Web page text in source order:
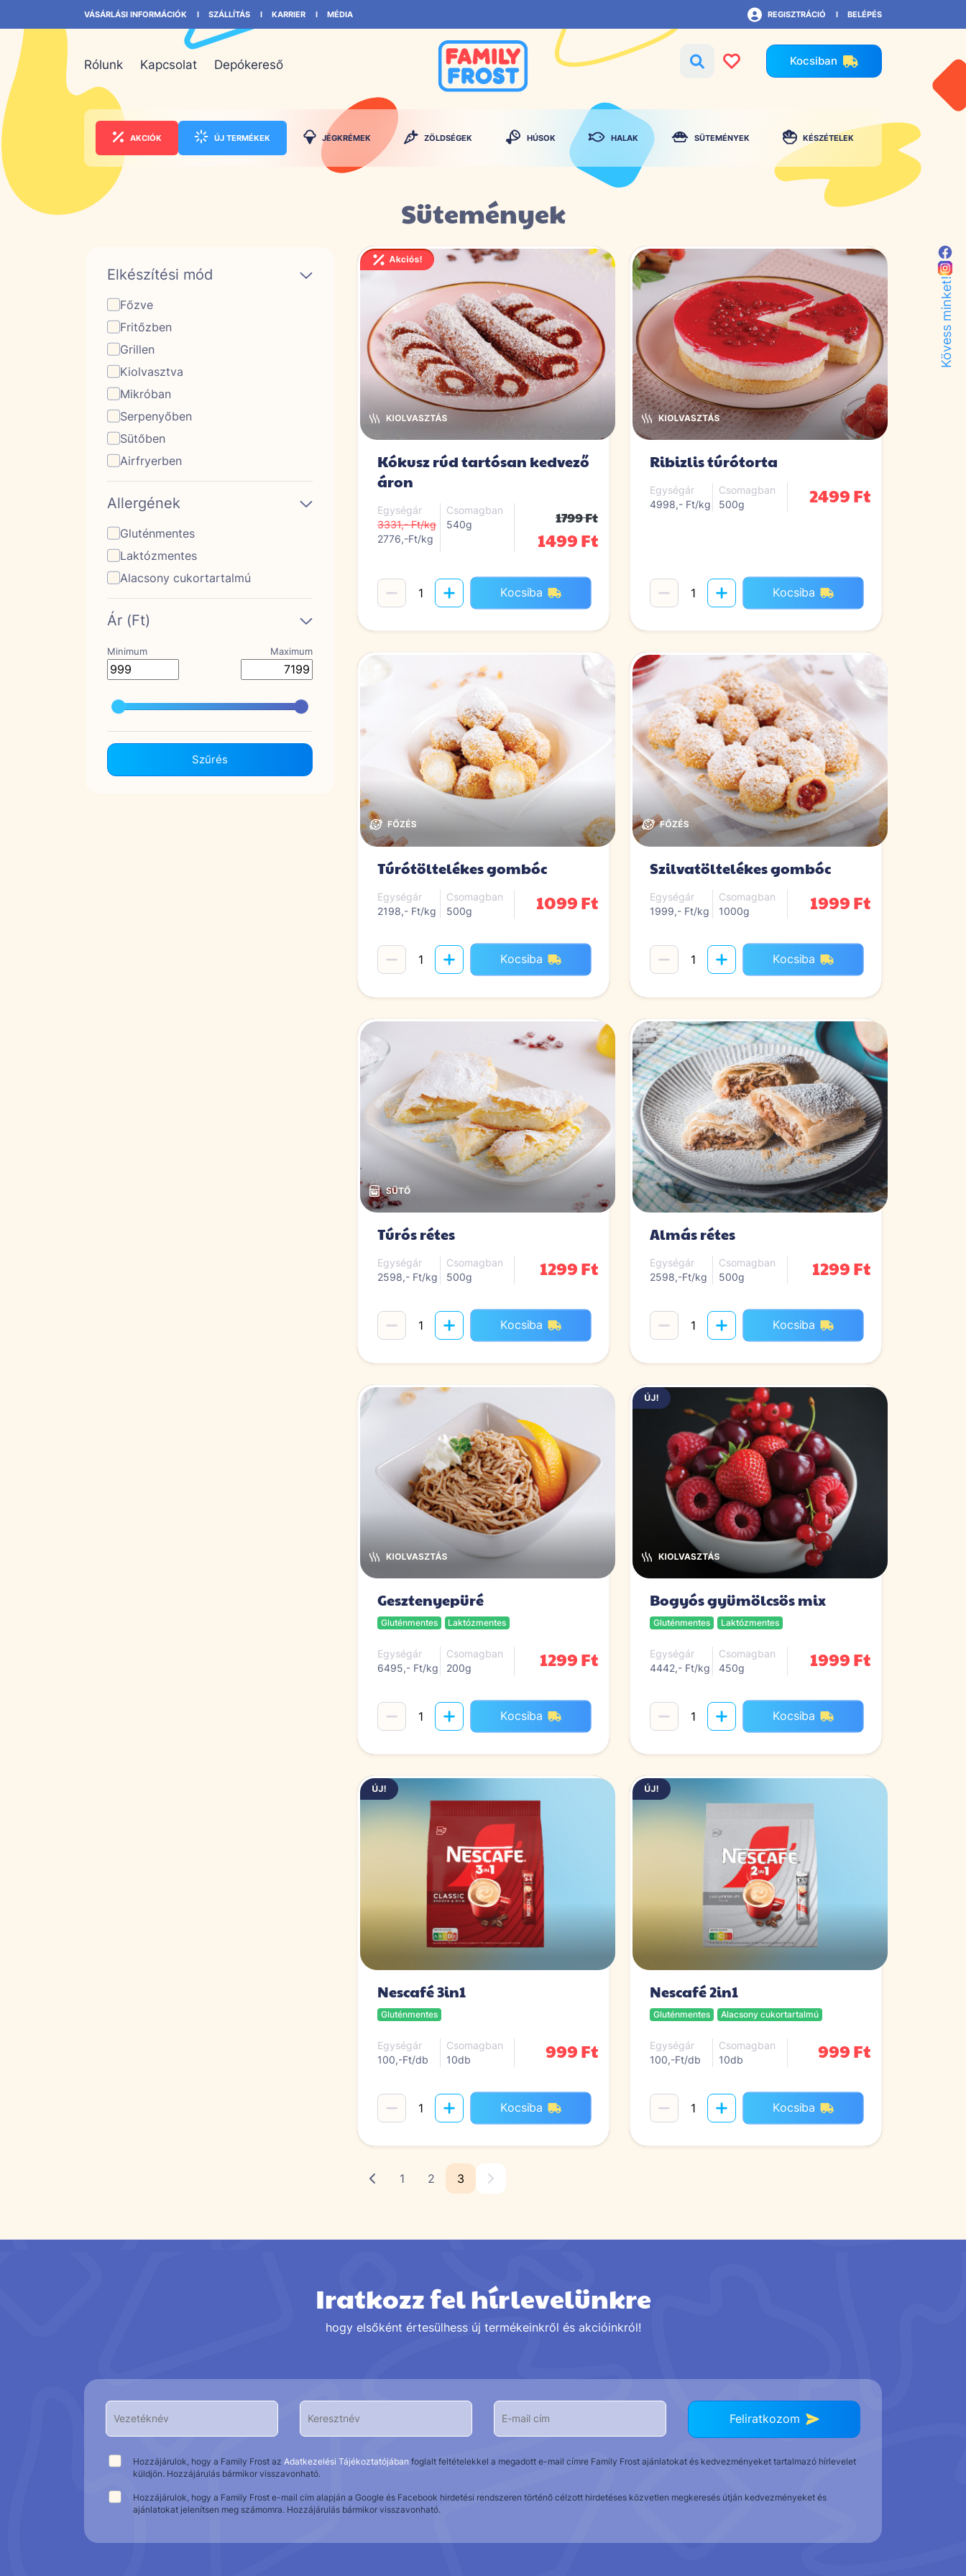
VÁSÁRLÁSI INFORMÁCIÓK SZÁLLÍTÁS KARRIER MÉDIA REGISZTRÁCIÓ BELÉPÉS
Rólunk Kapcsolat Depókereső Kocsiban
AKCIÓK ÚJ TERMÉKEK JÉGKRÉMEK ZÖLDSÉGEK HÚSOK HALAK SÜTEMÉNYEK KÉSZÉTELEK
Sütemények
Elkészítési mód
Főzve
Fritőzben
Grillen
Kiolvasztva
Mikróban
Serpenyőben
Sütőben
Airfryerben
Allergének
Gluténmentes
Laktózmentes
Alacsony cukortartalmú
Ár (Ft)
Minimum Maximum
Szűrés
Kókusz rúd tartósan kedvező
áron
Egységár
3331,- Ft/kg
2776,-Ft/kg
Csomagban
540g
1799 Ft
1499 Ft
Kocsiba
Ribizlis túrótorta
Egységár
4998,- Ft/kg
Csomagban
500g
2499 Ft
Kocsiba
Túrótöltelékes gombóc
Egységár
2198,- Ft/kg
Csomagban
500g
1099 Ft
Kocsiba
Szilvatöltelékes gombóc
Egységár
1999,- Ft/kg
Csomagban
1000g
1999 Ft
Kocsiba
Túrós rétes
Egységár
2598,- Ft/kg
Csomagban
500g
1299 Ft
Kocsiba
Almás rétes
Egységár
2598,-Ft/kg
Csomagban
500g
1299 Ft
Kocsiba
Gesztenyepüré
Gluténmentes Laktózmentes
Egységár
6495,- Ft/kg
Csomagban
200g
1299 Ft
Kocsiba
Bogyós gyümölcsös mix
Gluténmentes Laktózmentes
Egységár
4442,- Ft/kg
Csomagban
450g
1999 Ft
Kocsiba
Nescafé 3in1
Gluténmentes
Egységár
100,-Ft/db
Csomagban
10db
999 Ft
Kocsiba
Nescafé 2in1
Gluténmentes Alacsony cukortartalmú
Egységár
100,-Ft/db
Csomagban
10db
999 Ft
Kocsiba
1 2 3
Iratkozz fel hírlevelünkre
hogy elsőként értesülhess új termékeinkről és akcióinkról!
Feliratkozom
Hozzájárulok, hogy a Family Frost az Adatkezelési Tájékoztatójában foglalt feltételekkel a megadott e-mail címre Family Frost ajánlatokat és kedvezményeket tartalmazó hírlevelet
küldjön. Hozzájárulás bármikor visszavonható.
Hozzájárulok, hogy a Family Frost e-mail cím alapján a Google és Facebook hirdetési rendszeren történő célzott hirdetéses közvetlen megkeresés útján kedvezményeket és
ajánlatokat jelenítsen meg számomra. Hozzájárulás bármikor visszavonható.
Kövess minket!